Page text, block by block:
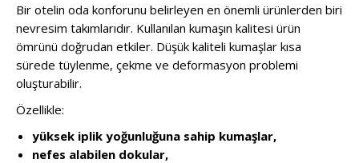
Bir otelin oda konforunu belirleyen en önemli ürünlerden biri
nevresim takımlarıdır. Kullanılan kumaşın kalitesi ürün
ömrünü doğrudan etkiler. Düşük kaliteli kumaşlar kısa
sürede tüylenme, çekme ve deformasyon problemi
oluşturabilir.
Özellikle:
yüksek iplik yoğunluğuna sahip kumaşlar,
nefes alabilen dokular,